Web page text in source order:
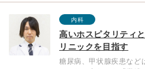
内科
高いホスピタリティ
リニックを目指す
糖尿病、甲状腺疾患など